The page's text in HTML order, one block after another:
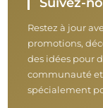
Restez à jour
promotions,
des idées pour
communauté et
spécialement